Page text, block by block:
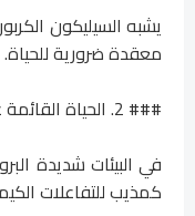
يشبه السيليكون
معقدة ضرورية للحياة.
### 2. الحياة القائمة على الأمونيا
في البيئات شديدة
كمذيب للتفاعلات